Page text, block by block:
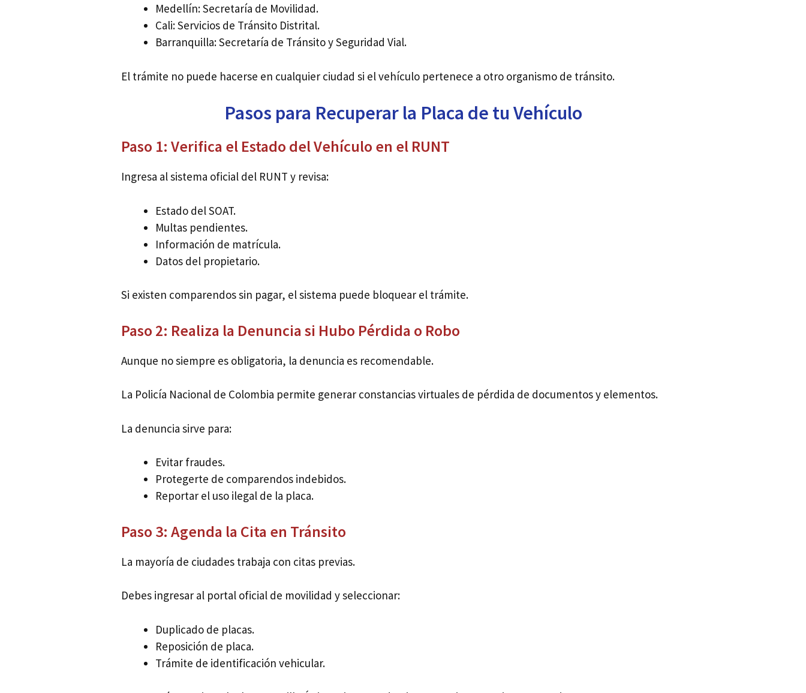
Medellín: Secretaría de Movilidad.
Cali: Servicios de Tránsito Distrital.
Barranquilla: Secretaría de Tránsito y Seguridad Vial.
El trámite no puede hacerse en cualquier ciudad si el vehículo pertenece a otro organismo de tránsito.
Pasos para Recuperar la Placa de tu Vehículo
Paso 1: Verifica el Estado del Vehículo en el RUNT
Ingresa al sistema oficial del RUNT y revisa:
Estado del SOAT.
Multas pendientes.
Información de matrícula.
Datos del propietario.
Si existen comparendos sin pagar, el sistema puede bloquear el trámite.
Paso 2: Realiza la Denuncia si Hubo Pérdida o Robo
Aunque no siempre es obligatoria, la denuncia es recomendable.
La Policía Nacional de Colombia permite generar constancias virtuales de pérdida de documentos y elementos.
La denuncia sirve para:
Evitar fraudes.
Protegerte de comparendos indebidos.
Reportar el uso ilegal de la placa.
Paso 3: Agenda la Cita en Tránsito
La mayoría de ciudades trabaja con citas previas.
Debes ingresar al portal oficial de movilidad y seleccionar:
Duplicado de placas.
Reposición de placa.
Trámite de identificación vehicular.